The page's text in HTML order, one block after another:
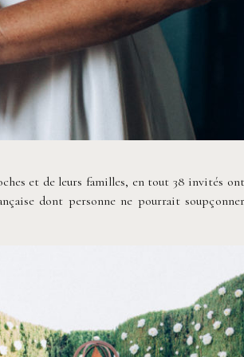
et de leurs familles, en tout 38 invités ont
dont personne ne pourrait soupçonner